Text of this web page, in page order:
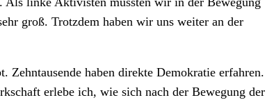
groß. Trotzdem haben wir uns weiter an der
Zehntausende haben direkte Demokratie erfahren.
erlebe ich, wie sich nach der Bewegung der